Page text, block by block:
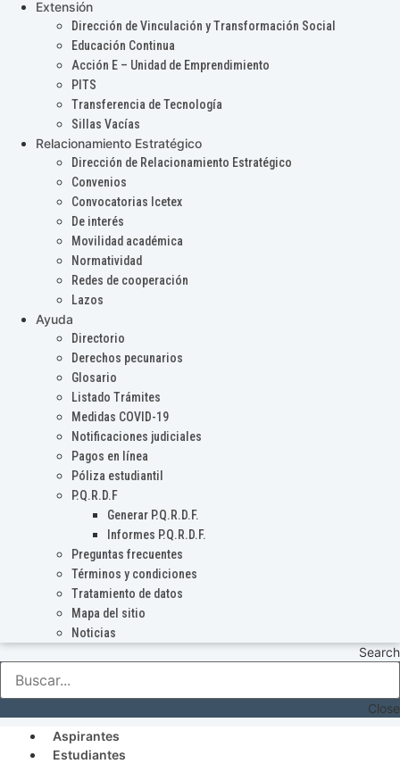
Extensión
Dirección de Vinculación y Transformación Social
Educación Continua
Acción E – Unidad de Emprendimiento
PITS
Transferencia de Tecnología
Sillas Vacías
Relacionamiento Estratégico
Dirección de Relacionamiento Estratégico
Convenios
Convocatorias Icetex
De interés
Movilidad académica
Normatividad
Redes de cooperación
Lazos
Ayuda
Directorio
Derechos pecunarios
Glosario
Listado Trámites
Medidas COVID-19
Notificaciones judiciales
Pagos en línea
Póliza estudiantil
P.Q.R.D.F
Generar P.Q.R.D.F.
Informes P.Q.R.D.F.
Preguntas frecuentes
Términos y condiciones
Tratamiento de datos
Mapa del sitio
Noticias
Search
Close
Aspirantes
Estudiantes